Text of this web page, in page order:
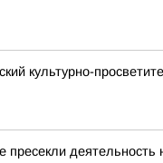
культурно-
пресекли